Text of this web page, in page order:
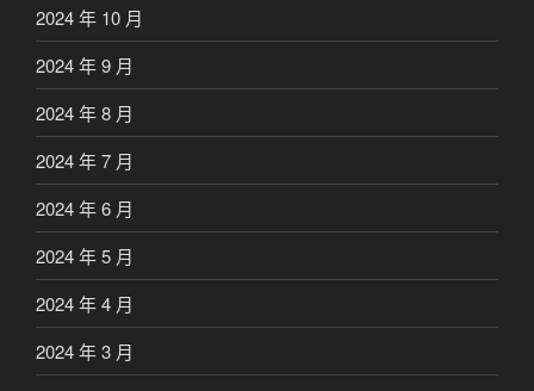
2024 年 10 月
2024 年 9 月
2024 年 8 月
2024 年 7 月
2024 年 6 月
2024 年 5 月
2024 年 4 月
2024 年 3 月